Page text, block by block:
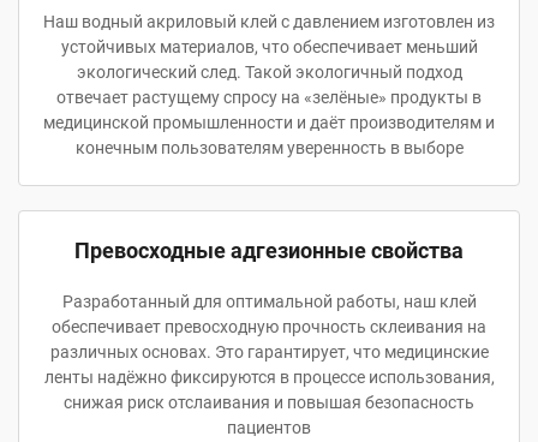
Наш водный акриловый клей с давлением изготовлен из
устойчивых материалов, что обеспечивает меньший
экологический след. Такой экологичный подход
отвечает растущему спросу на «зелёные» продукты в
медицинской промышленности и даёт производителям и
конечным пользователям уверенность в выборе
Превосходные адгезионные свойства
Разработанный для оптимальной работы, наш клей
обеспечивает превосходную прочность склеивания на
различных основах. Это гарантирует, что медицинские
ленты надёжно фиксируются в процессе использования,
снижая риск отслаивания и повышая безопасность
пациентов